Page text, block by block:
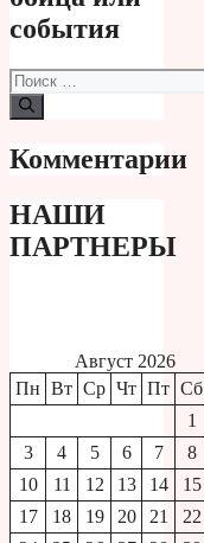
события
Поиск:
Комментарии
НАШИ
ПАРТНЕРЫ
Август 2026
Пн Вт Ср Чт Пт Сб
1
3
4 5 6 7 8
10
11 12 13 14 15
17
18 19 20 21 22